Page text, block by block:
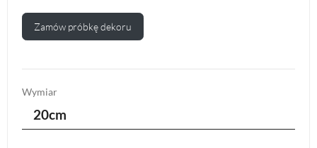
Zamów próbkę dekoru
Wymiar
20cm